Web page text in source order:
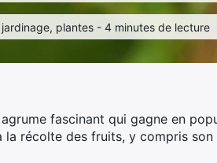
plantes - 4 minutes de lecture
fascinant qui gagne en
récolte des fruits, y compris